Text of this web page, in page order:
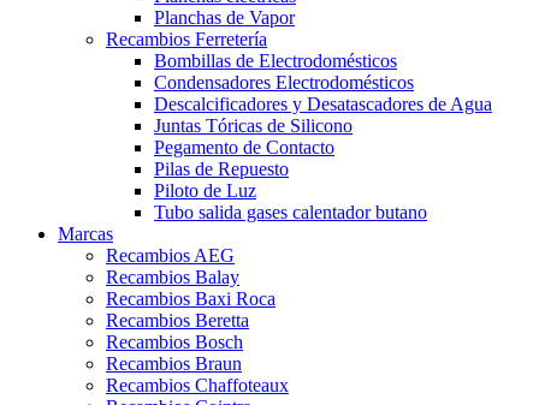
Planchas de Vapor
Recambios Ferretería
Bombillas de Electrodomésticos
Condensadores Electrodomésticos
Descalcificadores y Desatascadores de Agua
Juntas Tóricas de Silicono
Pegamento de Contacto
Pilas de Repuesto
Piloto de Luz
Tubo salida gases calentador butano
Marcas
Recambios AEG
Recambios Balay
Recambios Baxi Roca
Recambios Beretta
Recambios Bosch
Recambios Braun
Recambios Chaffoteaux